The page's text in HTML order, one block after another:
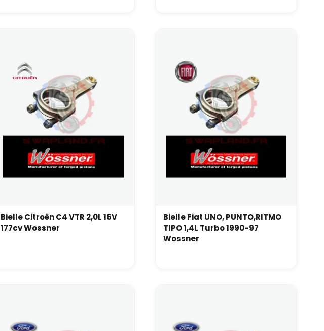
Bielle Citroën C4 VTR 2,0L 16V
177cv Wossner
Bielle Fiat UNO, PUNTO,RITMO
TIPO 1,4L Turbo 1990-97
Wossner